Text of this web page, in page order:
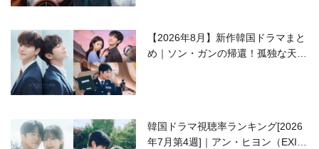
【2026年8月】新作韓国ドラマまと
め｜ソン・ガンの帰還！孤独な天才
韓国ドラマ視聴率ランキング[2026
年7月第4週]｜アン・ヒヨン（EXID